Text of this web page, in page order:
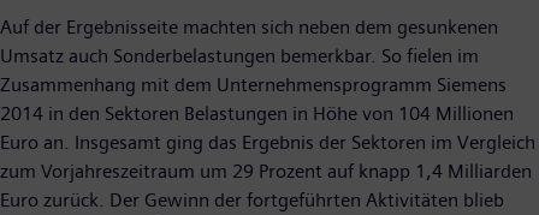
Auf der Ergebnisseite machten sich neben dem gesunkenen
Umsatz auch Sonderbelastungen bemerkbar. So fielen im
Zusammenhang mit dem Unternehmensprogramm Siemens
2014 in den Sektoren Belastungen in Höhe von 104 Millionen
Euro an. Insgesamt ging das Ergebnis der Sektoren im Vergleich
zum Vorjahreszeitraum um 29 Prozent auf knapp 1,4 Milliarden
Euro zurück. Der Gewinn der fortgeführten Aktivitäten blieb